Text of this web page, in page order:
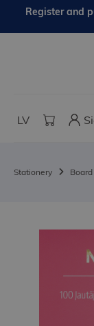
Register and
LV
Stationery